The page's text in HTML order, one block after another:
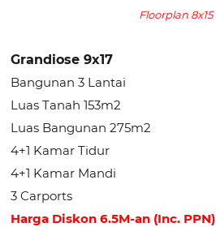
Floorplan 8x15
Grandiose 9x17
Bangunan 3 Lantai
Luas Tanah 153m2
Luas Bangunan 275m2
4+1 Kamar Tidur
4+1 Kamar Mandi
3 Carports
Harga Diskon 6.5M-an (Inc. PPN)